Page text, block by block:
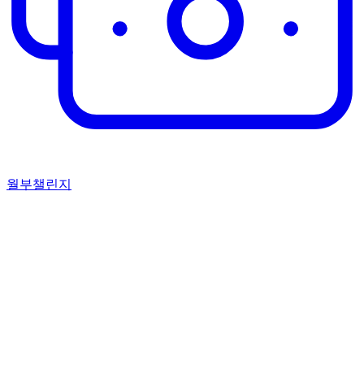
월부챌린지